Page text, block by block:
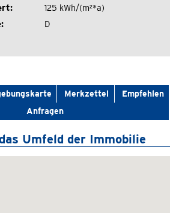
125 kWh/(m²*a)
D
Merkzettel
Empfehlen
Anfragen
Umfeld der Immobilie